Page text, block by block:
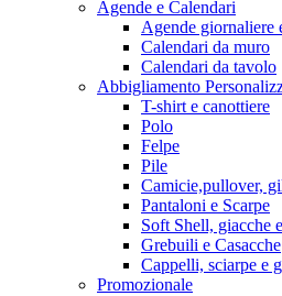
Agende e Calendari
Agende giornaliere
Calendari da muro
Calendari da tavolo
Abbigliamento
T-shirt e canottiere
Polo
Felpe
Pile
Camicie,pullover,
Pantaloni e Scarpe
Soft Shell, giacche
Grebuili e Casacche
Cappelli, sciarpe e
Promozionale